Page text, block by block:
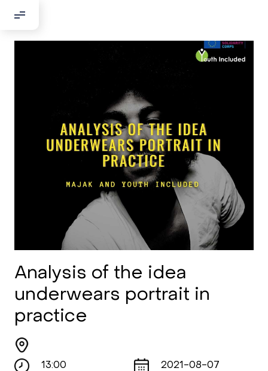
Если вы хотите с нами связаться,
Kontaktní e-mail:
youthincluded@gmail.com
Или в соцсети Telegram:
@Interkulturnipracepraha14
Analysis of the idea
underwears portrait in
practice
13:00 2021-08-07